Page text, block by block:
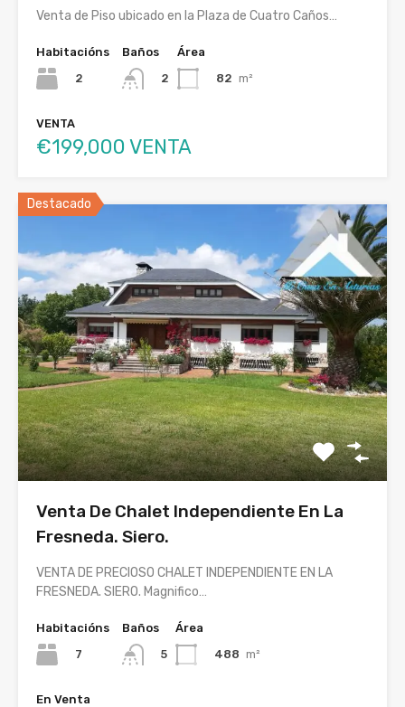
Venta de Piso ubicado en la Plaza de Cuatro Caños…
Habitacións
2
Baños
2
Área
82 m²
VENTA
€199,000 VENTA
Destacado
Venta De Chalet Independiente En La
Fresneda. Siero.
VENTA DE PRECIOSO CHALET INDEPENDIENTE EN LA
FRESNEDA. SIERO. Magnifico…
Habitacións
7
Baños
5
Área
488 m²
En Venta